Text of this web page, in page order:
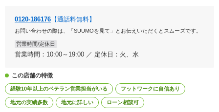
0120-186176 【通話料無料】
お問い合わせの際は、「SUUMOを見て」とお伝えいただくとスムーズです。
営業時間/定休日
営業時間：10:00～19:00 ／ 定休日：火、水
この店舗の特徴
経験10年以上のベテラン営業担当がいる フットワークに自信あり
地元の実績多数 地元に詳しい ローン相談可